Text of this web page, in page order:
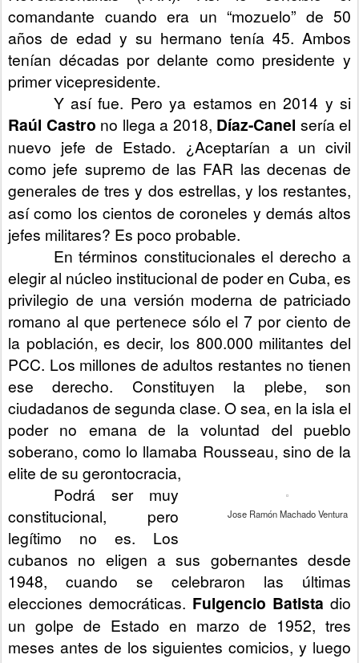
comandante cuando era un “mozuelo” de 50
años de edad y su hermano tenía 45. Ambos
tenían décadas por delante como presidente y
primer vicepresidente.
Y así fue. Pero ya estamos en 2014 y si
Raúl Castro no llega a 2018, Díaz-Canel sería el
nuevo jefe de Estado. ¿Aceptarían a un civil
como jefe supremo de las FAR las decenas de
generales de tres y dos estrellas, y los restantes,
así como los cientos de coroneles y demás altos
jefes militares? Es poco probable.
En términos constitucionales el derecho a
elegir al núcleo institucional de poder en Cuba, es
privilegio de una versión moderna de patriciado
romano al que pertenece sólo el 7 por ciento de
la población, es decir, los 800.000 militantes del
PCC. Los millones de adultos restantes no tienen
ese derecho. Constituyen la plebe, son
ciudadanos de segunda clase. O sea, en la isla el
poder no emana de la voluntad del pueblo
soberano, como lo llamaba Rousseau, sino de la
elite de su gerontocracia,
Jose Ramón Machado Ventura
Podrá ser muy
constitucional, pero
legítimo no es. Los
cubanos no eligen a sus gobernantes desde
1948, cuando se celebraron las últimas
elecciones democráticas. Fulgencio Batista dio
un golpe de Estado en marzo de 1952, tres
meses antes de los siguientes comicios, y luego